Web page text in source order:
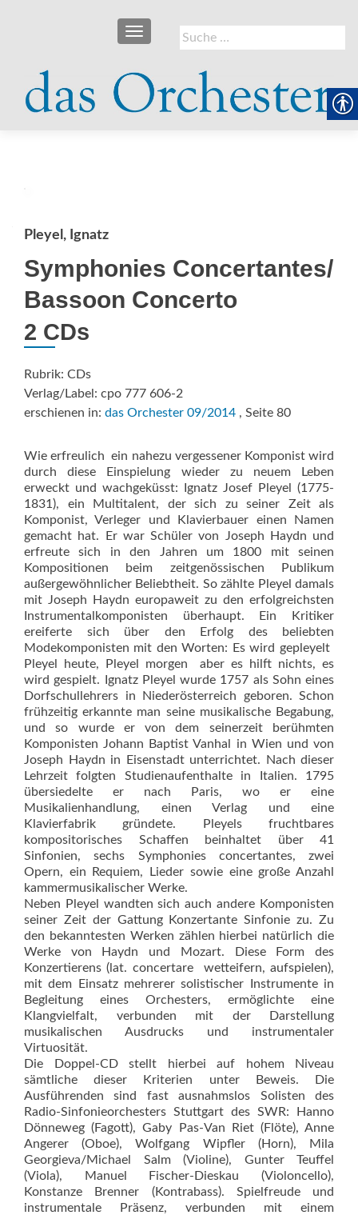
Suche
nach:
SCHALTE NAVIGATION
Pleyel, Ignatz
Symphonies Concertantes/
Bassoon Concerto
2 CDs
Rubrik: CDs
Verlag/Label: cpo 777 606-2
erschienen in: das Orchester 09/2014 , Seite 80
Wie erfreulich  ein nahezu vergessener Komponist wird
durch diese Einspielung wieder zu neuem Leben
erweckt und wachgeküsst: Ignatz Josef Pleyel (1775-
1831), ein Multitalent, der sich zu seiner Zeit als
Komponist, Verleger und Klavierbauer einen Namen
gemacht hat. Er war Schüler von Joseph Haydn und
erfreute sich in den Jahren um 1800 mit seinen
Kompositionen beim zeitgenössischen Publikum
außergewöhnlicher Beliebtheit. So zählte Pleyel damals
mit Joseph Haydn europaweit zu den erfolgreichsten
Instrumentalkomponisten überhaupt. Ein Kritiker
ereiferte sich über den Erfolg des beliebten
Modekomponisten mit den Worten: Es wird gepleyelt 
Pleyel heute, Pleyel morgen  aber es hilft nichts, es
wird gespielt. Ignatz Pleyel wurde 1757 als Sohn eines
Dorfschullehrers in Niederösterreich geboren. Schon
frühzeitig erkannte man seine musikalische Begabung,
und so wurde er von dem seinerzeit berühmten
Komponisten Johann Baptist Vanhal in Wien und von
Joseph Haydn in Eisenstadt unterrichtet. Nach dieser
Lehrzeit folgten Studienaufenthalte in Italien. 1795
übersiedelte er nach Paris, wo er eine
Musikalienhandlung, einen Verlag und eine
Klavierfabrik gründete. Pleyels fruchtbares
kompositorisches Schaffen beinhaltet über 41
Sinfonien, sechs Symphonies concertantes, zwei
Opern, ein Requiem, Lieder sowie eine große Anzahl
kammermusikalischer Werke.
Neben Pleyel wandten sich auch andere Komponisten
seiner Zeit der Gattung Konzertante Sinfonie zu. Zu
den bekanntesten Werken zählen hierbei natürlich die
Werke von Haydn und Mozart. Diese Form des
Konzertierens (lat. concertare  wetteifern, aufspielen),
mit dem Einsatz mehrerer solistischer Instrumente in
Begleitung eines Orchesters, ermöglichte eine
Klangvielfalt, verbunden mit der Darstellung
musikalischen Ausdrucks und instrumentaler
Virtuosität.
Die Doppel-CD stellt hierbei auf hohem Niveau
sämtliche dieser Kriterien unter Beweis. Die
Ausführenden sind fast ausnahmslos Solisten des
Radio-Sinfonieorchesters Stuttgart des SWR: Hanno
Dönneweg (Fagott), Gaby Pas-Van Riet (Flöte), Anne
Angerer (Oboe), Wolfgang Wipfler (Horn), Mila
Georgie­va/Michael Salm (Violine), Gunter Teuffel
(Viola), Manuel Fischer-Dieskau (Violoncello),
Konstanze Brenner (Kontrabass). Spielfreude und
instrumentale Präsenz, verbunden mit einem